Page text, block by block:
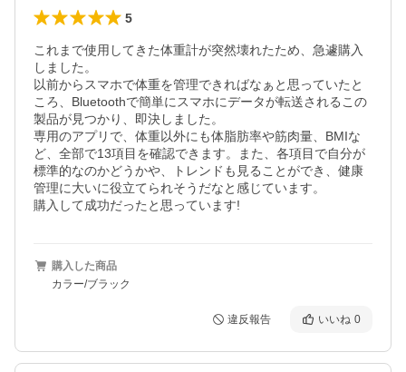
5
これまで使用してきた体重計が突然壊れたため、急遽購入
しました。
以前からスマホで体重を管理できればなぁと思っていたと
ころ、Bluetoothで簡単にスマホにデータが転送されるこの
製品が見つかり、即決しました。
専用のアプリで、体重以外にも体脂肪率や筋肉量、BMIな
ど、全部で13項目を確認できます。また、各項目で自分が
標準的なのかどうかや、トレンドも見ることができ、健康
管理に大いに役立てられそうだなと感じています。
購入して成功だったと思っています!
購入した商品
カラー/ブラック
違反報告 いいね 0